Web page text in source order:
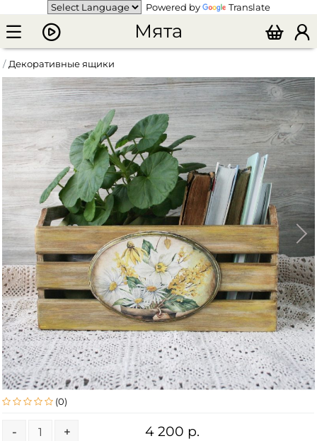
Powered by Translate
Мята
Декоративные ящики
Ящик реечный для хранения Цветы весенние
(0)
- + 4 200 р.